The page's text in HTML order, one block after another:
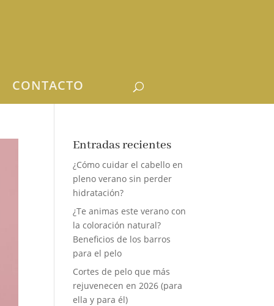
CONTACTO
Entradas recientes
¿Cómo cuidar el cabello en
pleno verano sin perder
hidratación?
¿Te animas este verano con
la coloración natural?
Beneficios de los barros
para el pelo
Cortes de pelo que más
rejuvenecen en 2026 (para
ella y para él)